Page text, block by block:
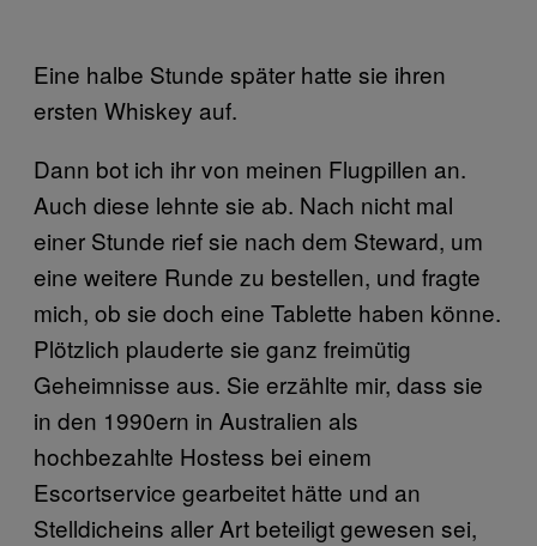
Eine halbe Stunde später hatte sie ihren
ersten Whiskey auf.
Dann bot ich ihr von meinen Flugpillen an.
Auch diese lehnte sie ab. Nach nicht mal
einer Stunde rief sie nach dem Steward, um
eine weitere Runde zu bestellen, und fragte
mich, ob sie doch eine Tablette haben könne.
Plötzlich plauderte sie ganz freimütig
Geheimnisse aus. Sie erzählte mir, dass sie
in den 1990ern in Australien als
hochbezahlte Hostess bei einem
Escortservice gearbeitet hätte und an
Stelldicheins aller Art beteiligt gewesen sei,